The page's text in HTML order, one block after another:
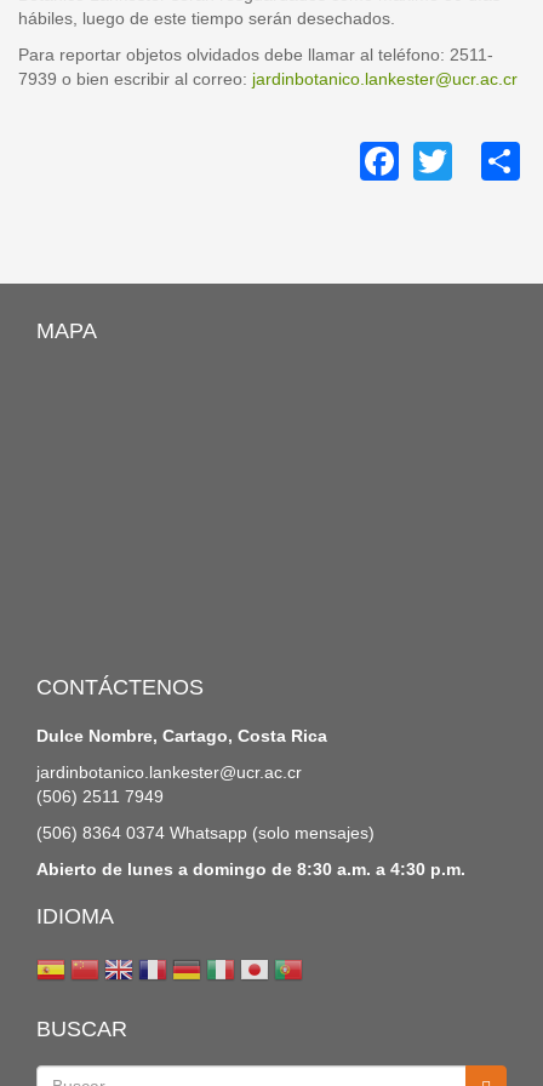
hábiles, luego de este tiempo serán desechados.
Para reportar objetos olvidados debe llamar al teléfono: 2511-
7939 o bien escribir al correo: jardinbotanico.lankester@ucr.ac.cr
MAPA
CONTÁCTENOS
Dulce Nombre, Cartago, Costa Rica
jardinbotanico.lankester@ucr.ac.cr
(506) 2511 7949
(506) 8364 0374 Whatsapp (solo mensajes)
Abierto de lunes a domingo de 8:30 a.m. a 4:30 p.m.
IDIOMA
BUSCAR